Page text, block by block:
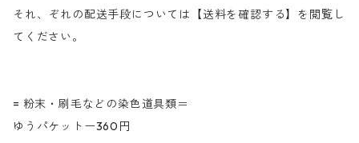
それ、ぞれの配送手段については【送料を確認する】を閲覧し
てください。
= 粉末・刷毛などの染色道具類＝
ゆうパケットー360円